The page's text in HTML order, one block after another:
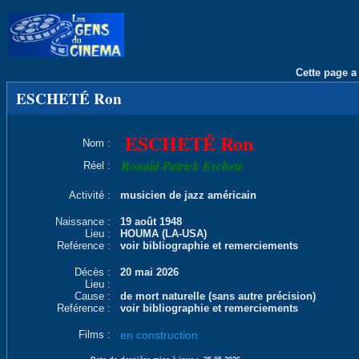
Cette page
ESCHETÉ Ron
Nom : ESCHETÉ Ron
Réel : Ronald Patrick Escheté
Activité : musicien de jazz américain
Naissance :
19 août 1948
Lieu :
HOUMA (LA-USA)
Reférence :
voir bibliographie et remerciements
Décès :
20 mai 2026
Lieu :
Cause :
de mort naturelle (sans autre précision)
Reférence :
voir bibliographie et remerciements
Films : en construction